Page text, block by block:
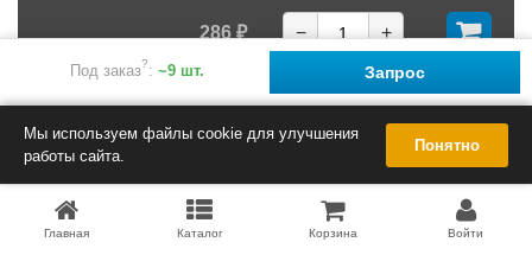
Под заказ?: ~9 шт. Запрос
286 ₽ − +
Главная Каталог Корзина Войти
Мы используем файлы cookie для улучшения
работы сайта.
Понятно